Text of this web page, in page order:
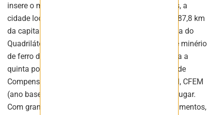
insere o município na rota das riquezas brasileiras, a
cidade localizada na região central do Estado e a 87,8 km
da capital mineira, se consolida como protagonista do
Quadrilátero Ferrífero, a maior região produtora de minério
de ferro do país. São Gonçalo do Rio Abaixo ocupa a
quinta posição em Minas Gerais em arrecadação de
Compensação Financeira pela Exploração Mineral, CFEM
(ano base 2023). Em nível Brasil, ocupa o sétimo lugar.
Com grande capacidade orçamentária e de investimentos,